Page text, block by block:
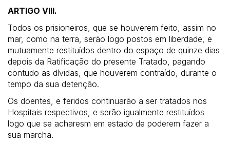
ARTIGO VIII.
Todos os prisioneiros, que se houverem feito, assim no
mar, como na terra, serão logo postos em liberdade, e
mutuamente restituídos dentro do espaço de quinze dias
depois da Ratificação do presente Tratado, pagando
contudo as dívidas, que houverem contraído, durante o
tempo da sua detenção.
Os doentes, e feridos continuarão a ser tratados nos
Hospitais respectivos, e serão igualmente restituídos
logo que se acharesm em estado de poderem fazer a
sua marcha.